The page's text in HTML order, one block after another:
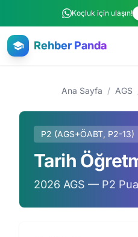
Ana içeriğe atlaKoçluk için ulaşın!
Rehber Panda
Ana Sayfa / AGS
P2 (AGS+ÖABT, P2-13)
Tarih
2026 AGS — P2